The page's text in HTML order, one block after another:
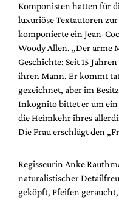
Podcast
Service
Shop / Abo
Newsletter
Redaktion
Autor:innen
Partner
Suche
Komponisten hatten für
luxuriöse Textautoren
komponierte ein Jean-
Woody Allen. „Der arme
Geschichte: Seit 15
ihren Mann. Er kommt
gezeichnet, aber im
Inkognito bittet er um
die Heimkehr ihres
Die Frau erschlägt den
Regisseurin Anke
naturalistischer
geköpft, Pfeifen